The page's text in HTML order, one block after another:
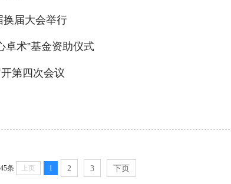
届大会举行
卓术”基金资助仪式
第四次会议
条 上页 1 2 3 下页